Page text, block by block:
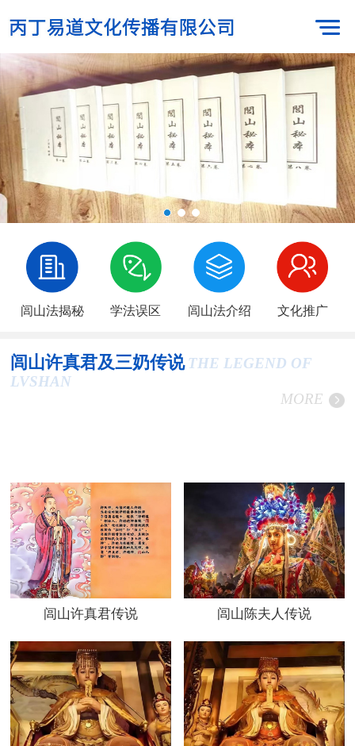
闾山法揭秘 学法误区 闾山法介绍 文化推广
闾山许真君及三奶传说 THE LEGEND OF
LVSHAN
MORE
闾山许真君传说 闾山陈夫人传说